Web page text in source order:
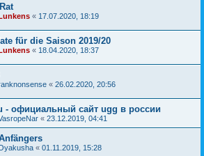
« 17.07.2020, 18:19
für die Saison 2019/20
« 18.04.2020, 18:37
« 26.02.2020, 20:56
- официальный сайт ugg в россии
« 23.12.2019, 04:41
« 01.11.2019, 15:28